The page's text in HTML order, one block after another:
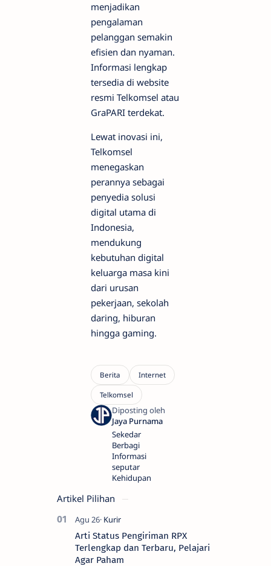
menjadikan
pengalaman
pelanggan semakin
efisien dan nyaman.
Informasi lengkap
tersedia di website
resmi Telkomsel atau
GraPARI terdekat.
Lewat inovasi ini,
Telkomsel
menegaskan
perannya sebagai
penyedia solusi
digital utama di
Indonesia,
mendukung
kebutuhan digital
keluarga masa kini
dari urusan
pekerjaan, sekolah
daring, hiburan
hingga gaming.
Sekedar
Berbagi
Informasi
seputar
Kehidupan
Artikel Pilihan
Arti Status Pengiriman RPX
Terlengkap dan Terbaru, Pelajari
Agar Paham